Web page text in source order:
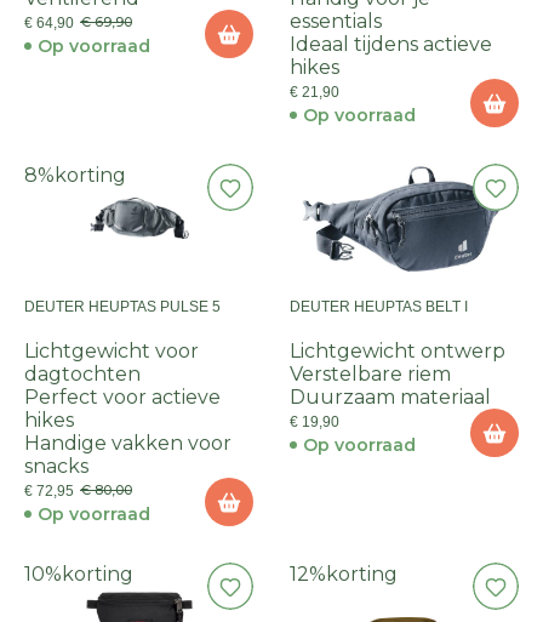
€ 64,90 € 69,90
Op voorraad
essentials
Ideaal tijdens actieve
hikes
€ 21,90
Op voorraad
8% korting
DEUTER HEUPTAS PULSE 5
Lichtgewicht voor
dagtochten
Perfect voor actieve
hikes
Handige vakken voor
snacks
€ 72,95 € 80,00
Op voorraad
DEUTER HEUPTAS BELT I
Lichtgewicht ontwerp
Verstelbare riem
Duurzaam materiaal
€ 19,90
Op voorraad
10% korting 12% korting